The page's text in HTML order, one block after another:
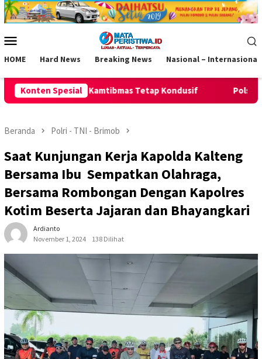
Loncat
ke
Mobile
HOME Hard News Breaking News Nasional – Internasional
Konten Spesial
Tetap Kondusif Polsek Pamarican Amankan
Beranda Polri - TNI - Brimob
Saat Kunjungan Kerja Kapolda Kalteng
Bersama Ibu Sempatkan Olahraga,
Bersama Rombongan Dengan Kapolres
Kotim Beserta Jajaran dan Bhayangkari
Ardianto
November 1, 2024
138 Dilihat